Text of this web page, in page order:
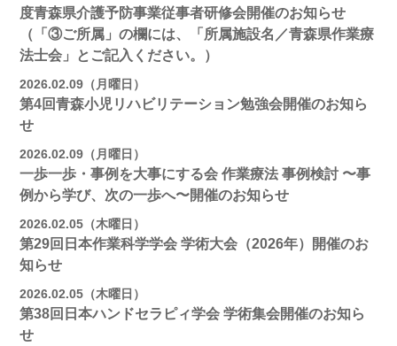
度青森県介護予防事業従事者研修会開催のお知らせ
（「③ご所属」の欄には、「所属施設名／青森県作業療
法士会」とご記入ください。）
2026.02.09（月曜日）
第4回青森小児リハビリテーション勉強会開催のお知ら
せ
2026.02.09（月曜日）
一歩一歩・事例を大事にする会 作業療法 事例検討 〜事
例から学び、次の一歩へ〜開催のお知らせ
2026.02.05（木曜日）
第29回日本作業科学学会 学術大会（2026年）開催のお
知らせ
2026.02.05（木曜日）
第38回日本ハンドセラピィ学会 学術集会開催のお知ら
せ